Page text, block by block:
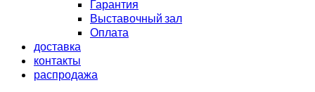
Гарантия
Выставочный зал
Оплата
доставка
контакты
распродажа